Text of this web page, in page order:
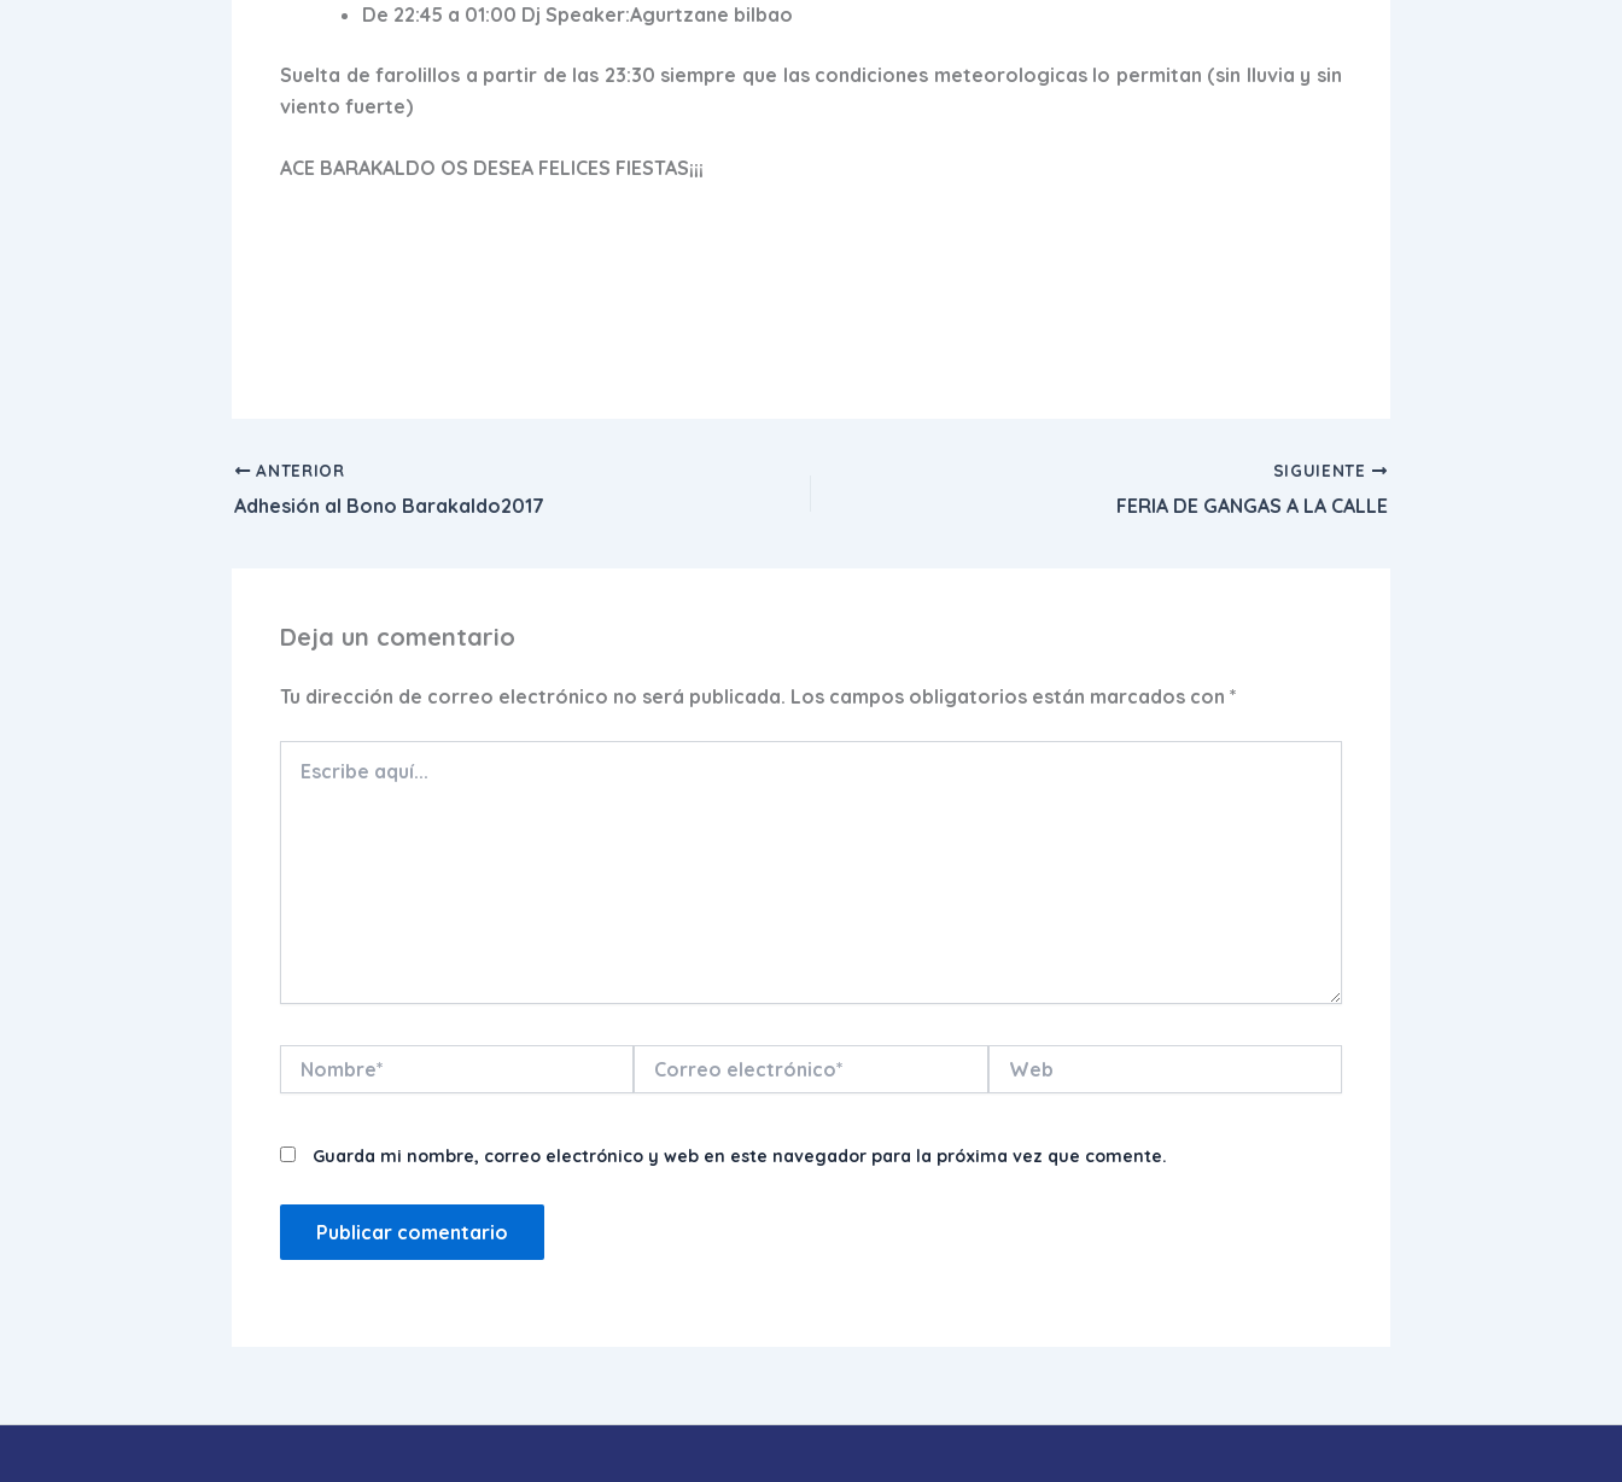
De 22:45 a 01:00 Dj Speaker:Agurtzane bilbao
Suelta de farolillos a partir de las 23:30 siempre que las condiciones meteorologicas lo permitan (sin lluvia y sin
viento fuerte)
ACE BARAKALDO OS DESEA FELICES FIESTAS¡¡¡
ANTERIOR
Adhesión al Bono Barakaldo2017
SIGUIENTE
FERIA DE GANGAS A LA CALLE
Deja un comentario
Tu dirección de correo electrónico no será publicada. Los campos obligatorios están marcados con *
aquí...
electrónico*
Guarda mi nombre, correo electrónico y web en este navegador para la próxima vez que comente.